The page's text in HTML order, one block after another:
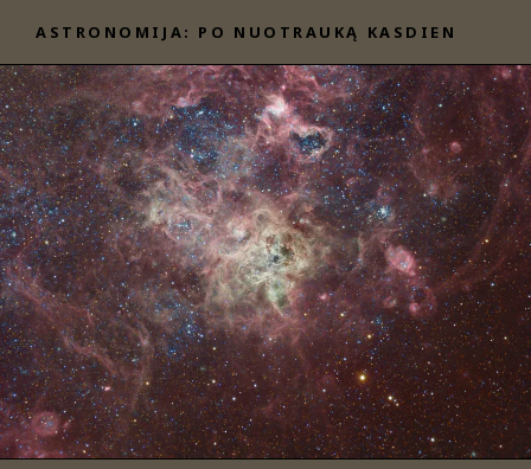
prie
turinio
ASTRONOMIJA: PO NUOTRAUKĄ KASDIEN